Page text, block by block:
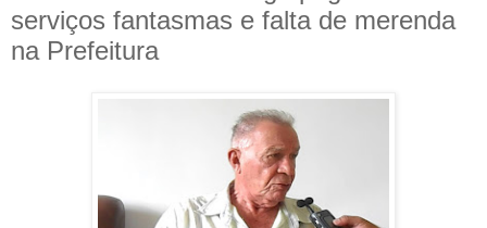
serviços fantasmas e falta de merenda
na Prefeitura